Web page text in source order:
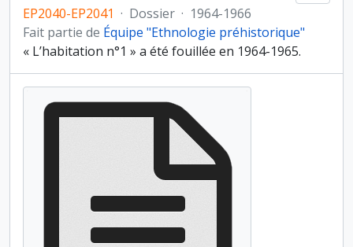
EP2040-EP2041 · Dossier · 1964-1966
Fait partie de Équipe "Ethnologie préhistorique"
« L’habitation n°1 » a été fouillée en 1964-1965.